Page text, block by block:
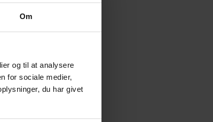
Om
og til at analysere
for sociale medier,
du har givet